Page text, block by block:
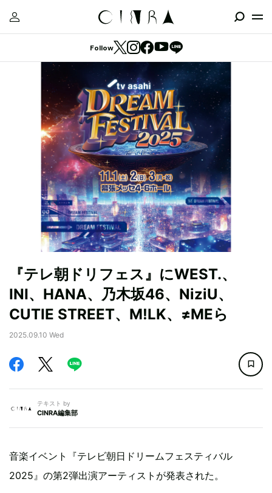
Follow
『テレ朝ドリフェス』にWEST.、
INI、HANA、乃木坂46、NiziU、
CUTIE STREET、M!LK、≠MEら
2025.09.10 Wed
テキスト by
CINRA編集部
音楽イベント『テレビ朝日ドリームフェスティバル
2025』の第2弾出演アーティストが発表された。